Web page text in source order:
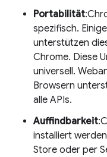
Portabilität
spezifisch.
unterstützen
Chrome. Diese
universell.
Browsern
alle APIs.
Auffindbarkeit
installiert
Store oder per